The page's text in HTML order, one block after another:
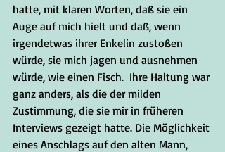
hatte, mit klaren Worten, daß sie ein
Auge auf mich hielt und daß, wenn
irgendetwas ihrer Enkelin zustoßen
würde, sie mich jagen und ausnehmen
würde, wie einen Fisch.  Ihre Haltung war
ganz anders, als die der milden
Zustimmung, die sie mir in früheren
Interviews gezeigt hatte. Die Möglichkeit
eines Anschlags auf den alten Mann,